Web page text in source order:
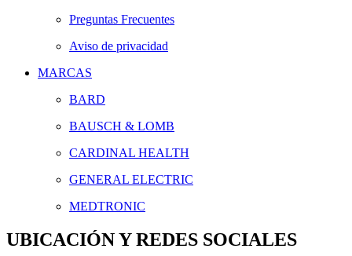
Preguntas Frecuentes
Aviso de privacidad
MARCAS
BARD
BAUSCH & LOMB
CARDINAL HEALTH
GENERAL ELECTRIC
MEDTRONIC
UBICACIÓN Y REDES SOCIALES